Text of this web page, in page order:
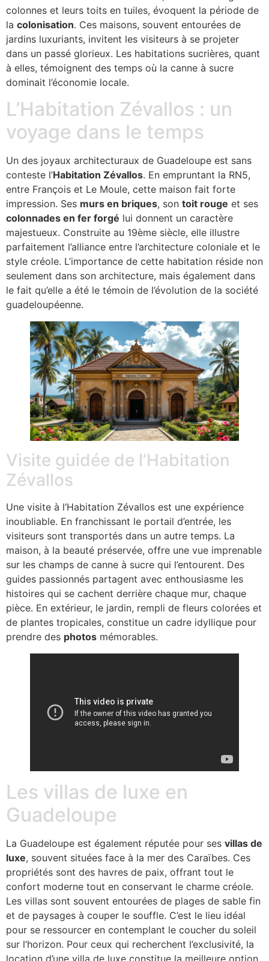
colonnes et leurs toits en tuiles, évoquent la période de
la colonisation. Ces maisons, souvent entourées de
jardins luxuriants, invitent les visiteurs à se projeter
dans un passé glorieux. Les habitations sucrières, quant
à elles, témoignent des temps où la canne à sucre
dominait l’économie locale.
L’Habitation Zévallos : un
voyage dans le temps
Un des joyaux architecturaux de Guadeloupe est sans
conteste l’Habitation Zévallos. En empruntant la RN5,
entre François et Le Moule, cette maison fait forte
impression. Ses murs en briques, son toit rouge et ses
colonnades en fer forgé lui donnent un caractère
majestueux. Construite au 19ème siècle, elle illustre
parfaitement l’alliance entre l’architecture coloniale et le
style créole. L’importance de cette habitation réside non
seulement dans son architecture, mais également dans
le fait qu’elle a été le témoin de l’évolution de la société
guadeloupéenne.
Visite guidée de l’Habitation
Zévallos
Une visite à l’Habitation Zévallos est une expérience
inoubliable. En franchissant le portail d’entrée, les
visiteurs sont transportés dans un autre temps. La
maison, à la beauté préservée, offre une vue imprenable
sur les champs de canne à sucre qui l’entourent. Des
guides passionnés partagent avec enthousiasme les
histoires qui se cachent derrière chaque mur, chaque
pièce. En extérieur, le jardin, rempli de fleurs colorées et
de plantes tropicales, constitue un cadre idyllique pour
prendre des photos mémorables.
Les villas de luxe en
Guadeloupe
La Guadeloupe est également réputée pour ses villas de
luxe, souvent situées face à la mer des Caraïbes. Ces
propriétés sont des havres de paix, offrant tout le
confort moderne tout en conservant le charme créole.
Les villas sont souvent entourées de plages de sable fin
et de paysages à couper le souffle. C’est le lieu idéal
pour se ressourcer en contemplant le coucher du soleil
sur l’horizon. Pour ceux qui recherchent l’exclusivité, la